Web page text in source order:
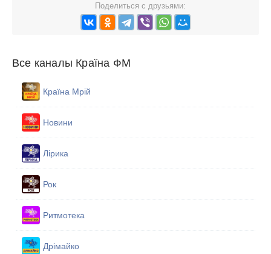
Поделиться с друзьями:
Все каналы Країна ФМ
Країна Мрій
Новини
Лірика
Рок
Ритмотека
Дрімайко